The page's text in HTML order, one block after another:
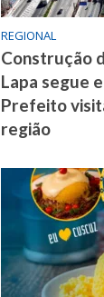
REGIONAL
Construção
Lapa segue
Prefeito
região